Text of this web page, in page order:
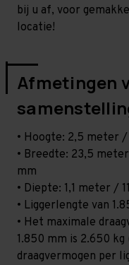
bij u af, voor
locatie!
Afmetingen
• Hoogte: 2,5 meter
• Breedte: 23,5
mm
• Diepte: 1,1 meter /
• Liggerlengte van
• Het maximale
1.850 mm is 2.650
draagvermogen per